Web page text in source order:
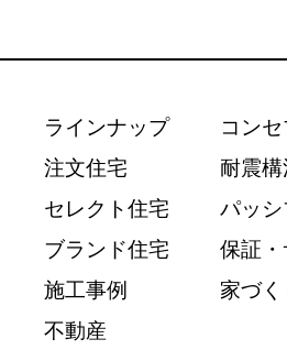
ラインナップ
注文住宅
セレクト住宅
ブランド住宅
施工事例
不動産
コンセ
耐震
パッ
保証・
家づ